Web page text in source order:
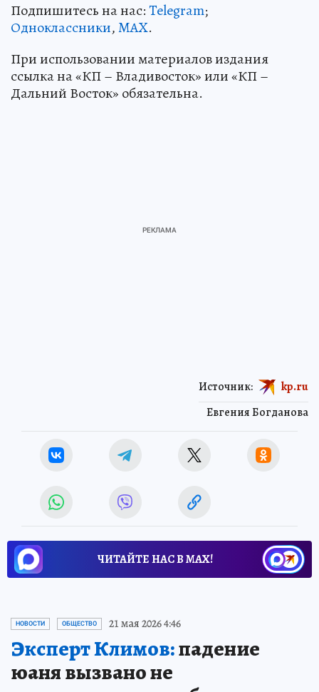
Подпишитесь на нас:Telegram;
Одноклассники,MAX.
При использовании материалов издания
ссылка на «КП – Владивосток» или «КП –
Дальний Восток» обязательна.
Евгения Богданова
Источник: kp.ru
ЧИТАЙТЕ НАС В МАХ!
НОВОСТИ ОБЩЕСТВО 21 мая 2026 4:46
Эксперт Климов:падение
юаня вызвано не